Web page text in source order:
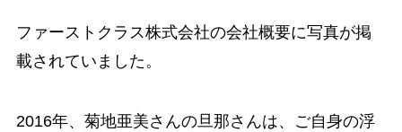
ファーストクラス株式会社の会社概要に写真が掲
載されていました。
2016年、菊地亜美さんの旦那さんは、ご自身の浮